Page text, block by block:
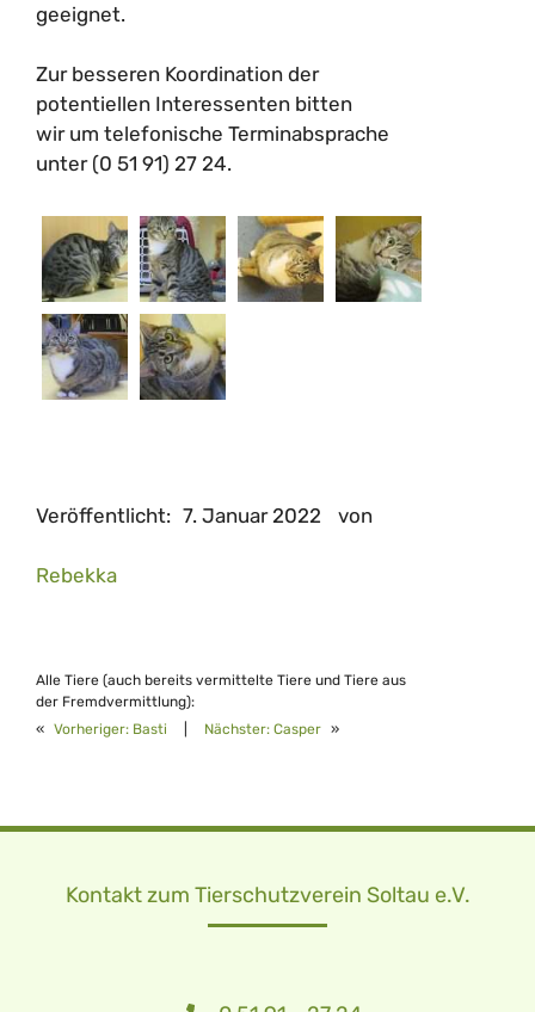
geeignet.
Zur besseren Koordination der
potentiellen Interessenten bitten
wir um telefonische Terminabsprache
unter (0 51 91) 27 24.
Veröffentlicht: 7. Januar 2022 von
Rebekka
Alle Tiere (auch bereits vermittelte Tiere und Tiere aus
der Fremdvermittlung):
« Vorheriger: Basti Nächster: Casper »
Kontakt zum Tierschutzverein Soltau e.V.